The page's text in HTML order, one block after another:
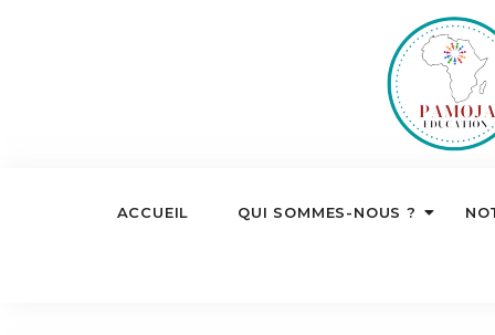
ACCUEIL QUI SOMMES-NOUS ?